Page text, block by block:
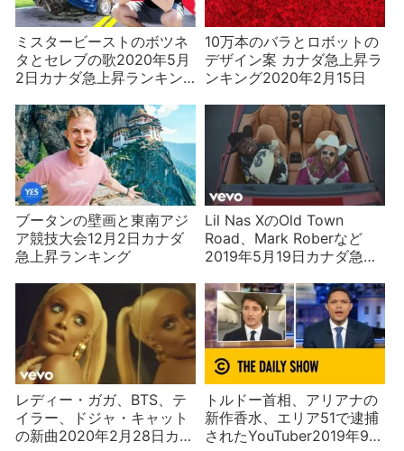
ミスタービーストのボツネ
タとセレブの歌2020年5月
2日カナダ急上昇ランキン
10万本のバラとロボットの
デザイン案 カナダ急上昇ラ
ンキング2020年2月15日
ブータンの壁画と東南アジ
ア競技大会12月2日カナダ
急上昇ランキング
Lil Nas XのOld Town
Road、Mark Roberなど
2019年5月19日カナダ急上
レディー・ガガ、BTS、テ
イラー、ドジャ・キャット
の新曲2020年2月28日カナ
トルドー首相、アリアナの
新作香水、エリア51で逮捕
されたYouTuber2019年9月